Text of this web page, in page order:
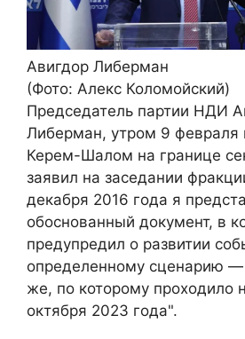
Авигдор Либерман
(Фото: Алекс Коломойский)
Председатель партии НДИ
Либерман, утром 9 февраля
Керем-Шалом на границе
заявил на заседании
декабря 2016 года я
обоснованный документ, в
предупредил о развитии
определенному сценарию —
же, по которому проходило
октября 2023 года".